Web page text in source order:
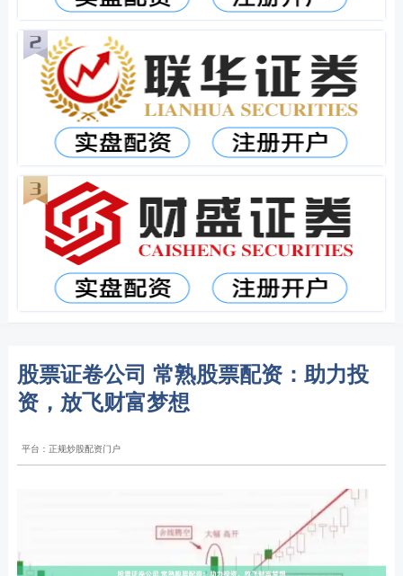
股票证卷公司 常熟股票配资：助力投
资，放飞财富梦想
平台：正规炒股配资门户